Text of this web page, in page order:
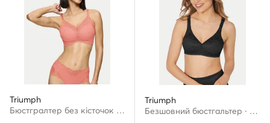
Triumph
Бюстгралтер без кісточок · Кораловий
Triumph
Безшовний бюстгальтер · Чорний